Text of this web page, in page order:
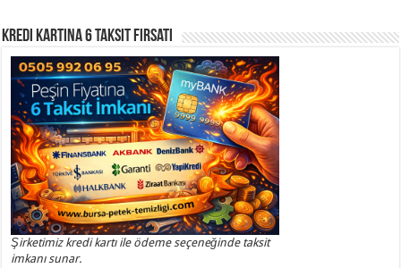
Kredi Kartına 6 Taksit Fırsatı
Şirketimiz kredi kartı ile ödeme seçeneğinde taksit
imkanı sunar.